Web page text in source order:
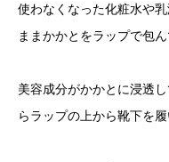
使わなくなった化粧水や
ままかかとをラップで包ん
美容成分がかかとに浸透
らラップの上から靴下を